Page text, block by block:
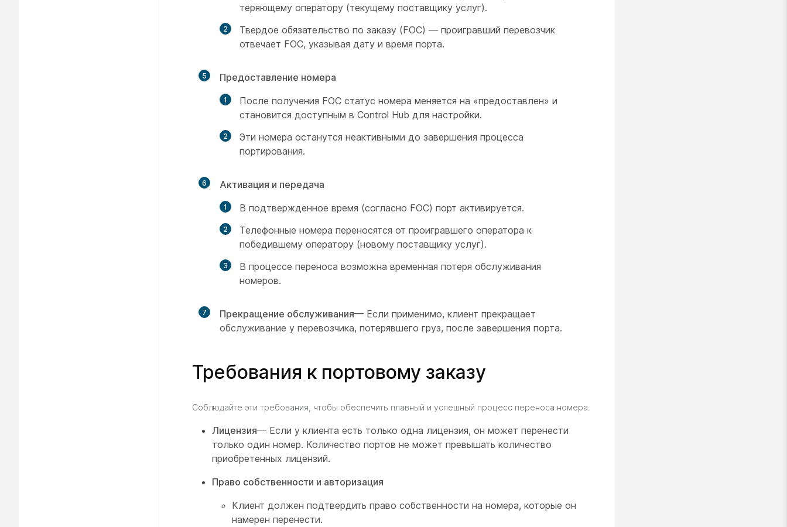
теряющему оператору (текущему поставщику услуг).
Твердое обязательство по заказу (FOC) — проигравший перевозчик
отвечает FOC, указывая дату и время порта.
5
Предоставление номера
После получения FOC статус номера меняется на «предоставлен» и
становится доступным в Control Hub для настройки.
Эти номера останутся неактивными до завершения процесса
портирования.
6
Активация и передача
В подтвержденное время (согласно FOC) порт активируется.
Телефонные номера переносятся от проигравшего оператора к
победившему оператору (новому поставщику услуг).
В процессе переноса возможна временная потеря обслуживания
номеров.
7 Прекращение обслуживания— Если применимо, клиент прекращает
обслуживание у перевозчика, потерявшего груз, после завершения порта.
Требования к портовому заказу
Соблюдайте эти требования, чтобы обеспечить плавный и успешный процесс переноса номера.
Лицензия— Если у клиента есть только одна лицензия, он может перенести
только один номер. Количество портов не может превышать количество
приобретенных лицензий.
Право собственности и авторизация
Клиент должен подтвердить право собственности на номера, которые он
намерен перенести.